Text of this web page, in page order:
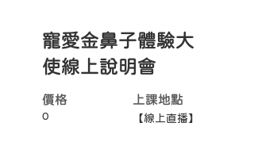
寵愛金鼻子體驗大
使線上說明會
價格
0
上課地點
【線上直播】